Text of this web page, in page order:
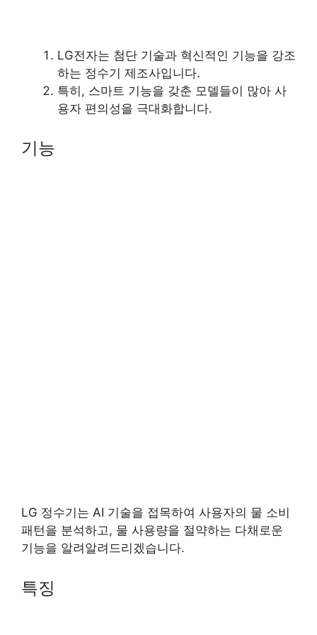
LG전자는 첨단 기술과 혁신적인 기능을 강조
하는 정수기 제조사입니다.
특히, 스마트 기능을 갖춘 모델들이 많아 사
용자 편의성을 극대화합니다.
기능
LG 정수기는 AI 기술을 접목하여 사용자의 물 소비
패턴을 분석하고, 물 사용량을 절약하는 다채로운
기능을 알려알려드리겠습니다.
특징